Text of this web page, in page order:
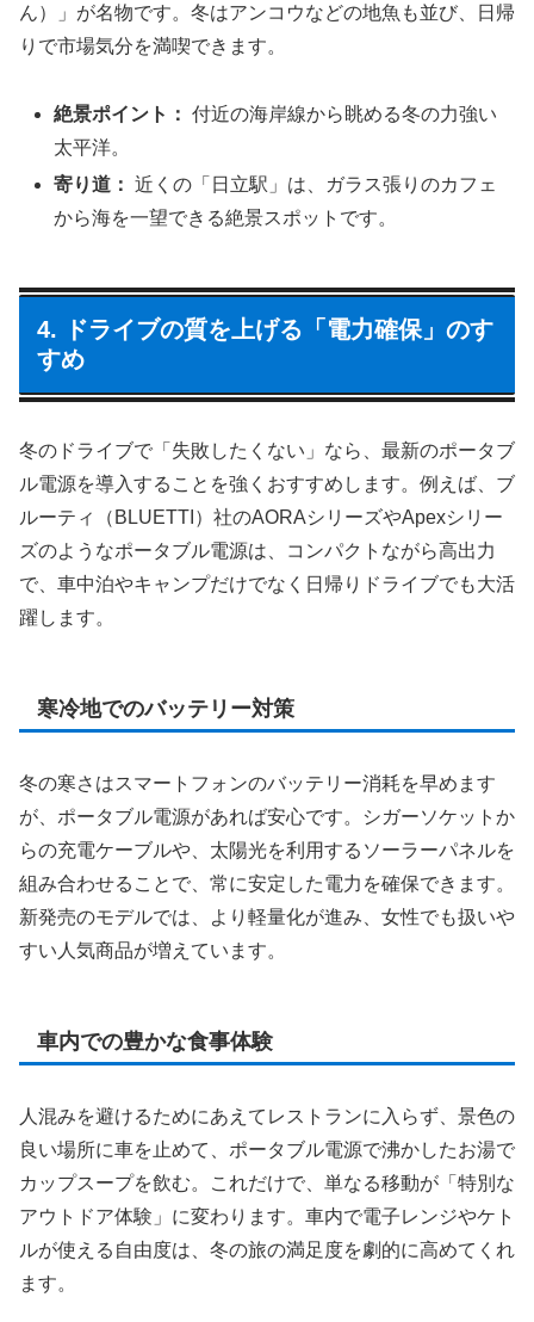
ん）」が名物です。冬はアンコウなどの地魚も並び、日帰
りで市場気分を満喫できます。
絶景ポイント： 付近の海岸線から眺める冬の力強い
太平洋。
寄り道： 近くの「日立駅」は、ガラス張りのカフェ
から海を一望できる絶景スポットです。
4. ドライブの質を上げる「電力確保」のす
すめ
冬のドライブで「失敗したくない」なら、最新のポータブ
ル電源を導入することを強くおすすめします。例えば、ブ
ルーティ（BLUETTI）社のAORAシリーズやApexシリー
ズのようなポータブル電源は、コンパクトながら高出力
で、車中泊やキャンプだけでなく日帰りドライブでも大活
躍します。
寒冷地でのバッテリー対策
冬の寒さはスマートフォンのバッテリー消耗を早めます
が、ポータブル電源があれば安心です。シガーソケットか
らの充電ケーブルや、太陽光を利用するソーラーパネルを
組み合わせることで、常に安定した電力を確保できます。
新発売のモデルでは、より軽量化が進み、女性でも扱いや
すい人気商品が増えています。
車内での豊かな食事体験
人混みを避けるためにあえてレストランに入らず、景色の
良い場所に車を止めて、ポータブル電源で沸かしたお湯で
カップスープを飲む。これだけで、単なる移動が「特別な
アウトドア体験」に変わります。車内で電子レンジやケト
ルが使える自由度は、冬の旅の満足度を劇的に高めてくれ
ます。